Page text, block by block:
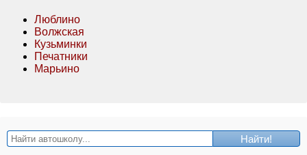
Люблино
Волжская
Кузьминки
Печатники
Марьино
Найти!